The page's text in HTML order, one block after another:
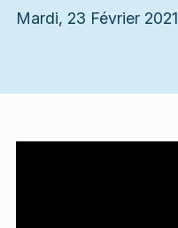
Mardi, 23 Février 2021